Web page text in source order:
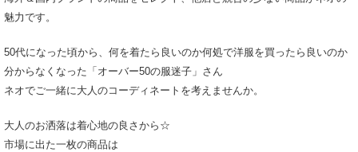
魅力です。
50代になった頃から、何を着たら良いのか何処で洋服を買ったら良いのか
分からなくなった「オーバー50の服迷子」さん
ネオでご一緒に大人のコーディネートを考えませんか。
大人のお洒落は着心地の良さから☆
市場に出た一枚の商品は